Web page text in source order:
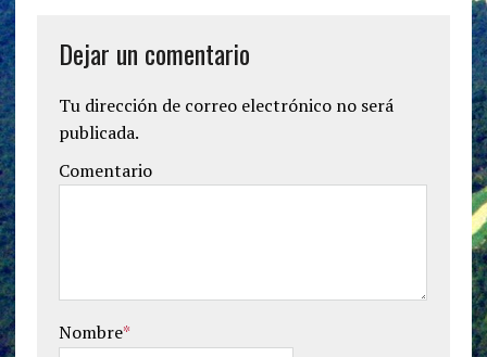
Dejar un comentario
Tu dirección de correo electrónico no será
publicada.
Comentario
Nombre*